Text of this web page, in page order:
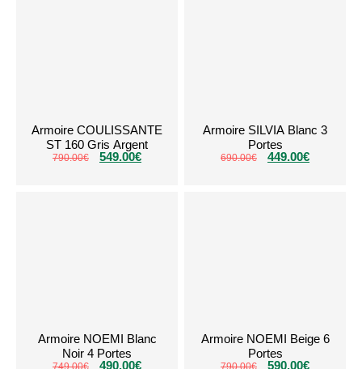
Armoire COULISSANTE
ST 160 Gris Argent
790.00€ 549.00€
Armoire SILVIA Blanc 3
Portes
690.00€ 449.00€
Armoire NOEMI Blanc
Noir 4 Portes
490.00€
Armoire NOEMI Beige 6
Portes
590.00€